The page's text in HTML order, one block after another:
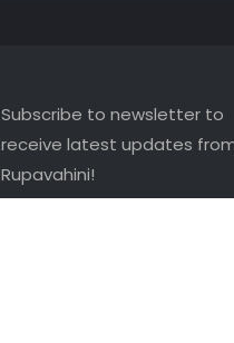
Subscribe to newsletter to
receive latest updates
Rupavahini!